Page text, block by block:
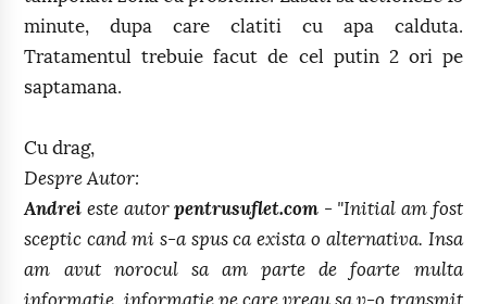
minute, dupa care clatiti cu apa calduta.
Tratamentul trebuie facut de cel putin 2 ori pe
saptamana.
Cu drag,
Despre Autor:
Andrei este autorpentrusuflet.com - "Initial am fost
sceptic cand mi s-a spus ca exista o alternativa. Insa
am avut norocul sa am parte de foarte multa
informatie, informatie pe care vreau sa v-o transmit